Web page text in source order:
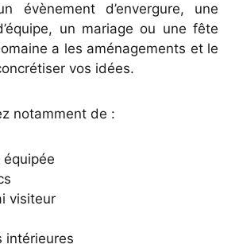
évènement d’envergure, une
un mariage ou une fête
a les aménagements et le
vos idées.
notamment de :
équipée
visiteur
intérieures